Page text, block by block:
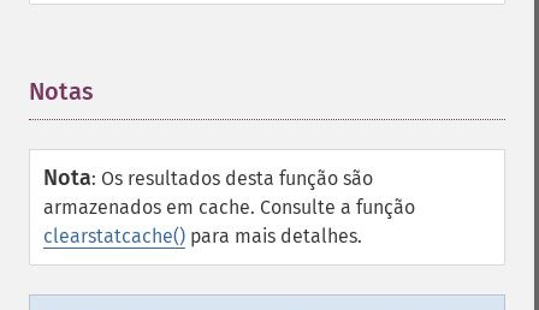
Notas
Nota: Os resultados desta função são
armazenados em cache. Consulte a função
clearstatcache() para mais detalhes.